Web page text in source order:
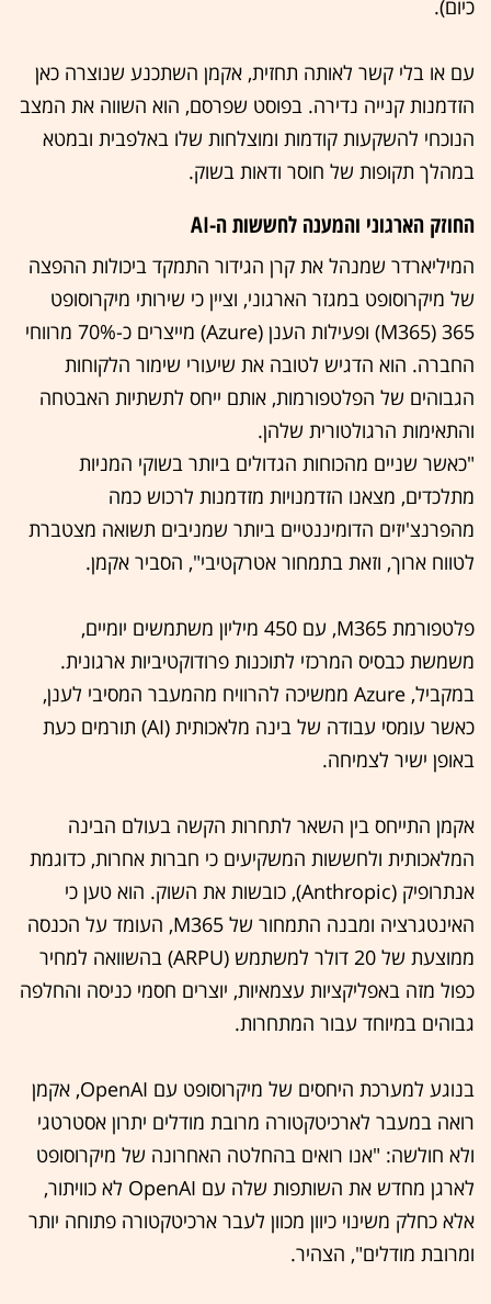
כיום).
עם או בלי קשר לאותה תחזית, אקמן השתכנע שנוצרה כאן
הזדמנות קנייה נדירה. בפוסט שפרסם, הוא השווה את המצב
הנוכחי להשקעות קודמות ומוצלחות שלו באלפבית ובמטא
במהלך תקופות של חוסר ודאות בשוק.
החוזק הארגוני והמענה לחששות ה-AI
המיליארדר שמנהל את קרן הגידור התמקד ביכולות ההפצה
של מיקרוסופט במגזר הארגוני, וציין כי שירותי מיקרוסופט
365 (M365) ופעילות הענן (Azure) מייצרים כ-70% מרווחי
החברה. הוא הדגיש לטובה את שיעורי שימור הלקוחות
הגבוהים של הפלטפורמות, אותם ייחס לתשתיות האבטחה
והתאימות הרגולטורית שלהן.
"כאשר שניים מהכוחות הגדולים ביותר בשוקי המניות
מתלכדים, מצאנו הזדמנויות מזדמנות לרכוש כמה
מהפרנצ'יזים הדומיננטיים ביותר שמניבים תשואה מצטברת
לטווח ארוך, וזאת בתמחור אטרקטיבי", הסביר אקמן.
פלטפורמת M365, עם 450 מיליון משתמשים יומיים,
משמשת כבסיס המרכזי לתוכנות פרודוקטיביות ארגונית.
במקביל, Azure ממשיכה להרוויח מהמעבר המסיבי לענן,
כאשר עומסי עבודה של בינה מלאכותית (AI) תורמים כעת
באופן ישיר לצמיחה.
אקמן התייחס בין השאר לתחרות הקשה בעולם הבינה
המלאכותית ולחששות המשקיעים כי חברות אחרות, כדוגמת
אנתרופיק (Anthropic), כובשות את השוק. הוא טען כי
האינטגרציה ומבנה התמחור של M365, העומד על הכנסה
ממוצעת של 20 דולר למשתמש (ARPU) בהשוואה למחיר
כפול מזה באפליקציות עצמאיות, יוצרים חסמי כניסה והחלפה
גבוהים במיוחד עבור המתחרות.
בנוגע למערכת היחסים של מיקרוסופט עם OpenAI, אקמן
רואה במעבר לארכיטקטורה מרובת מודלים יתרון אסטרטגי
ולא חולשה: "אנו רואים בהחלטה האחרונה של מיקרוסופט
לארגן מחדש את השותפות שלה עם OpenAI לא כוויתור,
אלא כחלק משינוי כיוון מכוון לעבר ארכיטקטורה פתוחה יותר
ומרובת מודלים", הצהיר.